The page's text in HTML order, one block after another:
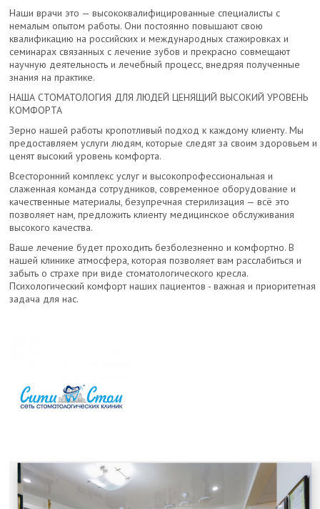
Наши врачи это — высококвалифицированные специалисты с
немалым опытом работы. Они постоянно повышают свою
квалификацию на российских и международных стажировках и
семинарах связанных с лечение зубов и прекрасно совмещают
научную деятельность и лечебный процесс, внедряя полученные
знания на практике.
НАША СТОМАТОЛОГИЯ ДЛЯ ЛЮДЕЙ ЦЕНЯЩИЙ ВЫСОКИЙ УРОВЕНЬ
КОМФОРТА
Зерно нашей работы кропотливый подход к каждому клиенту. Мы
предоставляем услуги людям, которые следят за своим здоровьем и
ценят высокий уровень комфорта.
Всесторонний комплекс услуг и высокопрофессиональная и
слаженная команда сотрудников, современное оборудование и
качественные материалы, безупречная стерилизация — всё это
позволяет нам, предложить клиенту медицинское обслуживания
высокого качества.
Ваше лечение будет проходить безболезненно и комфортно. В
нашей клинике атмосфера, которая позволяет вам расслабиться и
забыть о страхе при виде стоматологического кресла.
Психологический комфорт наших пациентов - важная и приоритетная
задача для нас.